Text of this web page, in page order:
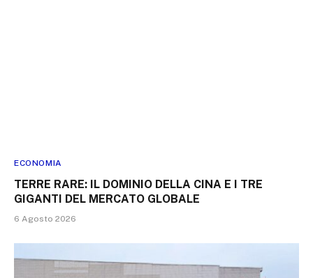
ECONOMIA
TERRE RARE: IL DOMINIO DELLA CINA E I TRE
GIGANTI DEL MERCATO GLOBALE
6 Agosto 2026